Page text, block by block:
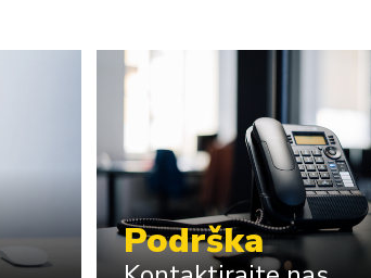
Podrška